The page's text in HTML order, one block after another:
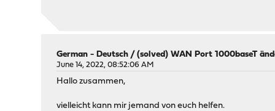
German - Deutsch /(solved) WAN Port 1000baseT
June 14, 2022, 08:52:06 AM
Hallo zusammen,
vielleicht kann mir jemand von euch helfen.